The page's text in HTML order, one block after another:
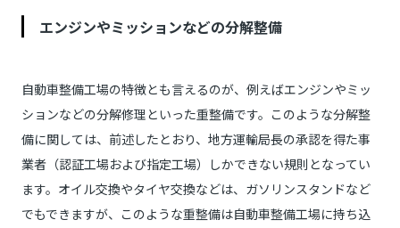
エンジンやミッションなどの分解整備
自動車整備工場の特徴とも言えるのが、例えばエンジンやミッ
ションなどの分解修理といった重整備です。このような分解整
備に関しては、前述したとおり、地方運輸局長の承認を得た事
業者（認証工場および指定工場）しかできない規則となってい
ます。オイル交換やタイヤ交換などは、ガソリンスタンドなど
でもできますが、このような重整備は自動車整備工場に持ち込